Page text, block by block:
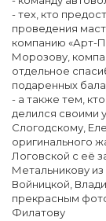
- тех, кто
проведения
компанию «Арт-
Морозову,
отдельное
подаренных
- а также тем,
делился своими
Слогодскому,
оригинального
Логовской с её
Метальникову из
Войницкой,
прекрасным
Филатову